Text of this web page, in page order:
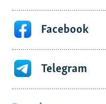
Facebook
Telegram